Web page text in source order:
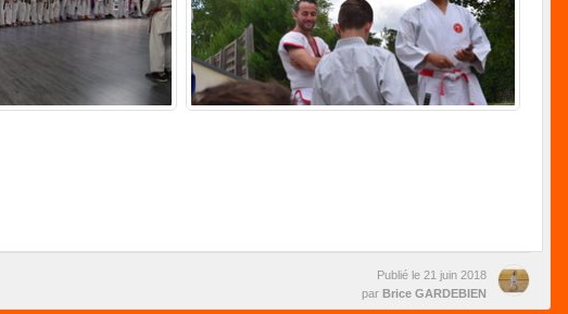
Publié le 21 juin 2018
par Brice GARDEBIEN